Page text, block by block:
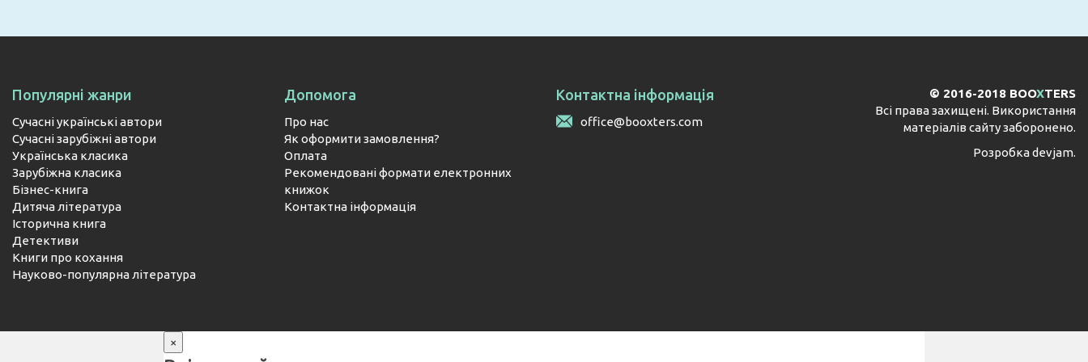
Популярні жанри
Сучасні українські автори
Сучасні зарубіжні автори
Українська класика
Зарубіжна класика
Бізнес-книга
Дитяча література
Історична книга
Детективи
Книги про кохання
Науково-популярна література
Допомога
Про нас
Як оформити замовлення?
Оплата
Рекомендовані формати електронних
книжок
Контактна інформація
Контактна інформація
office@booxters.com
© 2016-2018 BOOXTERS
Всі права захищені. Використання
матеріалів сайту заборонено.
Розробкаdevjam.
×